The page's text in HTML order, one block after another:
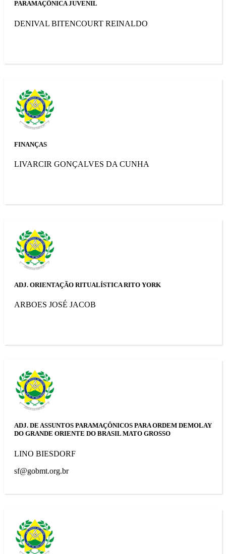
PARAMAÇÔNICA JUVENIL
DENIVAL BITENCOURT REINALDO
FINANÇAS
LIVARCIR GONÇALVES DA CUNHA
ADJ. ORIENTAÇÃO RITUALÍSTICA RITO YORK
ARBOES JOSÉ JACOB
ADJ. DE ASSUNTOS PARAMAÇÔNICOS PARA ORDEM DEMOLAY
DO GRANDE ORIENTE DO BRASIL MATO GROSSO
LINO BIESDORF
sf@gobmt.org.br